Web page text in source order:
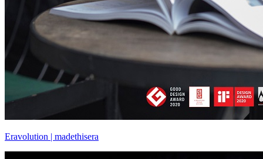
Eravolution | madethisera